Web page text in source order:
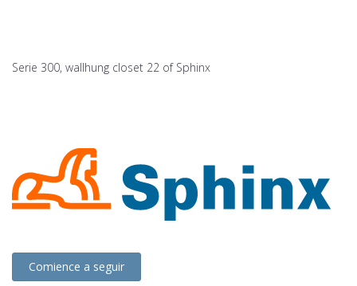
Serie 300, wallhung closet 22 of Sphinx
Comience a seguir